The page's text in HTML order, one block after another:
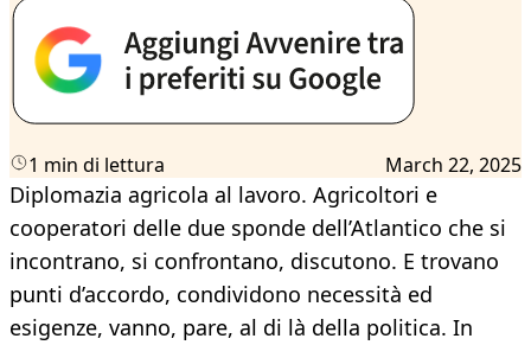
1 min di lettura March 22, 2025
Diplomazia agricola al lavoro. Agricoltori e
cooperatori delle due sponde dell’Atlantico che si
incontrano, si confrontano, discutono. E trovano
punti d’accordo, condividono necessità ed
esigenze, vanno, pare, al di là della politica. In